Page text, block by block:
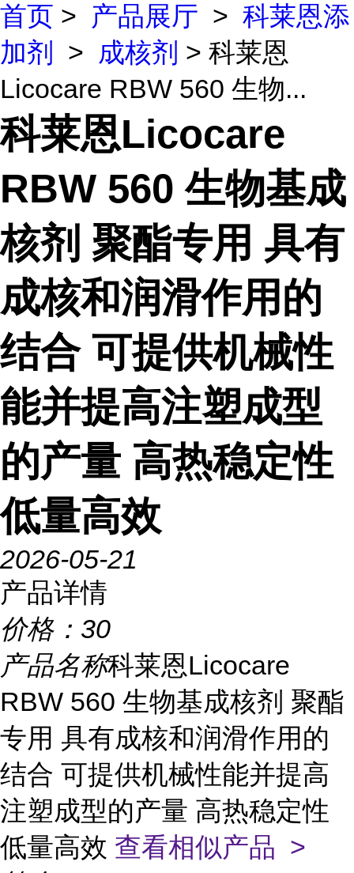
首页 > 产品展厅 > 科莱恩添
加剂 > 成核剂 > 科莱恩
Licocare RBW 560 生物...
科莱恩Licocare
RBW 560 生物基成
核剂 聚酯专用 具有
成核和润滑作用的
结合 可提供机械性
能并提高注塑成型
的产量 高热稳定性
低量高效
2026-05-21
产品详情
价格： 30
产品名称科莱恩Licocare
RBW 560 生物基成核剂 聚酯
专用 具有成核和润滑作用的
结合 可提供机械性能并提高
注塑成型的产量 高热稳定性
低量高效 查看相似产品 >